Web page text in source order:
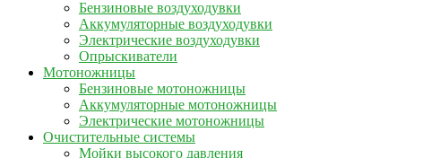
Бензиновые воздуходувки
Аккумуляторные воздуходувки
Электрические воздуходувки
Опрыскиватели
Мотоножницы
Бензиновые мотоножницы
Аккумуляторные мотоножницы
Электрические мотоножницы
Очистительные системы
Мойки высокого давления